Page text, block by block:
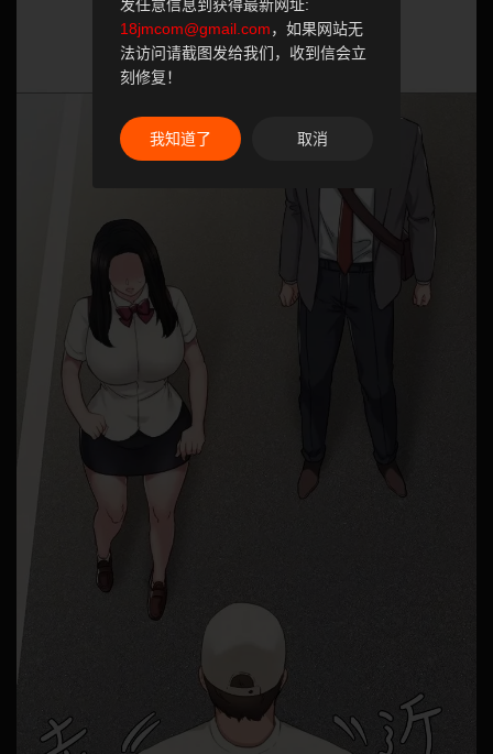
发任意信息到获得最新网址:
18jmcom@gmail.com，如果网站无
法访问请截图发给我们，收到信会立
刻修复！
我知道了 取消